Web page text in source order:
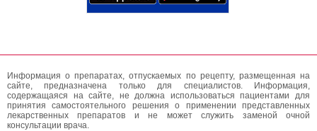
Информация о препаратах, отпускаемых по рецепту, размещенная на
сайте, предназначена только для специалистов. Информация,
содержащаяся на сайте, не должна использоваться пациентами для
принятия самостоятельного решения о применении представленных
лекарственных препаратов и не может служить заменой очной
консультации врача.